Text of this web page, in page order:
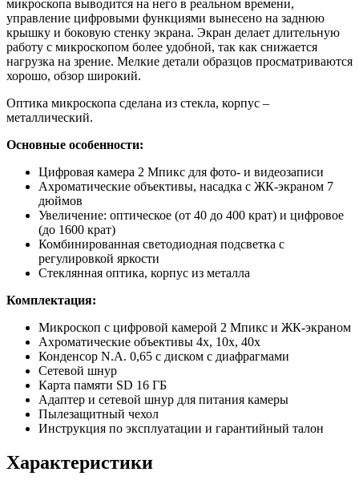
микроскопа выводится на него в реальном времени,
управление цифровыми функциями вынесено на заднюю
крышку и боковую стенку экрана. Экран делает длительную
работу с микроскопом более удобной, так как снижается
нагрузка на зрение. Мелкие детали образцов просматриваются
хорошо, обзор широкий.
Оптика микроскопа сделана из стекла, корпус –
металлический.
Основные особенности:
Цифровая камера 2 Мпикс для фото- и видеозаписи
Ахроматические объективы, насадка с ЖК-экраном 7
дюймов
Увеличение: оптическое (от 40 до 400 крат) и цифровое
(до 1600 крат)
Комбинированная светодиодная подсветка с
регулировкой яркости
Стеклянная оптика, корпус из металла
Комплектация:
Микроскоп с цифровой камерой 2 Мпикс и ЖК-экраном
Ахроматические объективы 4х, 10х, 40x
Конденсор N.A. 0,65 с диском с диафрагмами
Сетевой шнур
Карта памяти SD 16 ГБ
Адаптер и сетевой шнур для питания камеры
Пылезащитный чехол
Инструкция по эксплуатации и гарантийный талон
Характеристики